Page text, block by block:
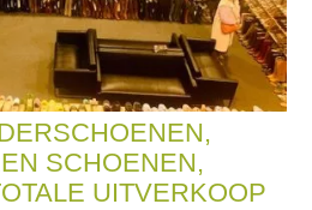
SCHOENEN,
UITVERKOOP